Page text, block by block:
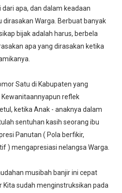
apa, dan dalam keadaan
Warga. Berbuat banyak
bijak adalah harus, berbela
apa yang dirasakan ketika
Satu di Kabupaten yang
reflek
ketika Anak - anaknya dalam
sentuhan kasih seorang ibu
Panutan ( Pola berfikir,
) mengapresiasi nelangsa Warga.
musibah banjir ini cepat
Kita sudah menginstruksikan pada